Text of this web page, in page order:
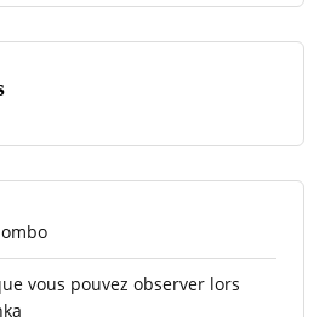
vous pouvez observer lors